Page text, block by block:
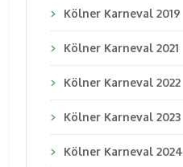
Kölner Karneval 2019
Kölner Karneval 2021
Kölner Karneval 2022
Kölner Karneval 2023
Kölner Karneval 2024